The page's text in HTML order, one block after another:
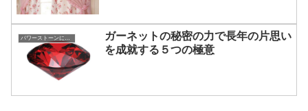
パワーストーンについて
ガーネットの秘密の力で長年の片思い
を成就する５つの極意